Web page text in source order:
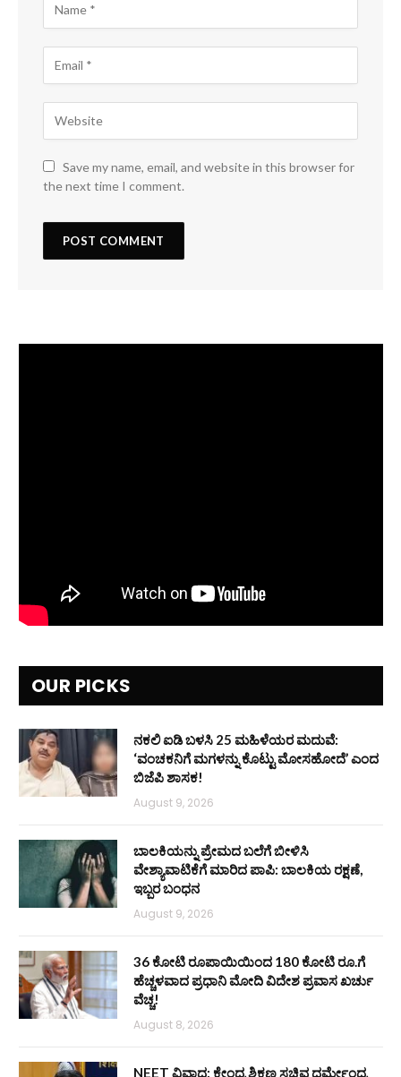
Save my name, email, and website in this browser for
the next time I comment.
OUR PICKS
ನಕಲಿ ಐಡಿ ಬಳಸಿ 25 ಮಹಿಳೆಯರ ಮದುವೆ:
‘ವಂಚಕನಿಗೆ ಮಗಳನ್ನು ಕೊಟ್ಟು ಮೋಸಹೋದೆ’ ಎಂದ
ಬಿಜೆಪಿ ಶಾಸಕ!
August 9, 2026
ಬಾಲಕಿಯನ್ನು ಪ್ರೇಮದ ಬಲೆಗೆ ಬೀಳಿಸಿ
ವೇಶ್ಯಾವಾಟಿಕೆಗೆ ಮಾರಿದ ಪಾಪಿ: ಬಾಲಕಿಯ ರಕ್ಷಣೆ,
ಇಬ್ಬರ ಬಂಧನ
August 9, 2026
36 ಕೋಟಿ ರೂಪಾಯಿಯಿಂದ 180 ಕೋಟಿ ರೂ.ಗೆ
ಹೆಚ್ಚಳವಾದ ಪ್ರಧಾನಿ ಮೋದಿ ವಿದೇಶ ಪ್ರವಾಸ ಖರ್ಚು
ವೆಚ್ಚ!
August 8, 2026
NEET ವಿವಾದ: ಕೇಂದ್ರ ಶಿಕ್ಷಣ ಸಚಿವ ಧರ್ಮೇಂದ್ರ